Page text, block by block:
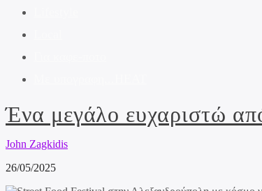
Ένα μεγάλο ευχαριστώ
John Zagkidis
26/05/2025